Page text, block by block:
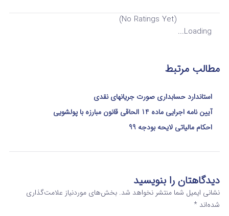
(No Ratings Yet)
Loading...
مطالب مرتبط
استاندارد حسابداری صورت جریانهای نقدی
آیین نامه اجرایی ماده 14 الحاقی قانون مبارزه با پولشویی
احکام مالیاتی لایحه بودجه 99
دیدگاهتان را بنویسید
نشانی ایمیل شما منتشر نخواهد شد. بخش‌های موردنیاز علامت‌گذاری
شده‌اند *